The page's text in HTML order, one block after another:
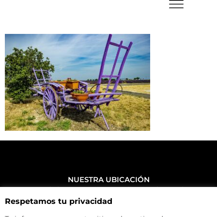
NUESTRA UBICACIÓN
Haz click aquí y mira como llegar a la tienda
CONTACTA CON NOSOTROS
+34 972 500 449
Respetamos tu privacidad